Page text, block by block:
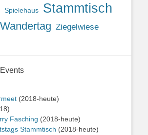
Spielehaus Stammtisch
Wandertag Ziegelwiese
(2018-heute)
Fasching (2018-heute)
Stammtisch (2018-heute)